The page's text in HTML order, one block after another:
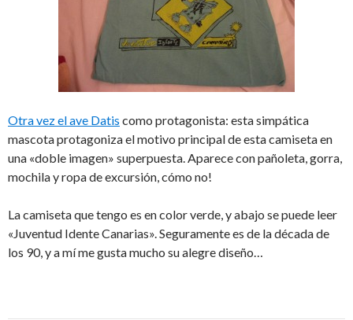
Otra vez el ave Datis como protagonista: esta simpática
mascota protagoniza el motivo principal de esta camiseta en
una «doble imagen» superpuesta. Aparece con pañoleta, gorra,
mochila y ropa de excursión, cómo no!
La camiseta que tengo es en color verde, y abajo se puede leer
«Juventud Idente Canarias». Seguramente es de la década de
los 90, y a mí me gusta mucho su alegre diseño…